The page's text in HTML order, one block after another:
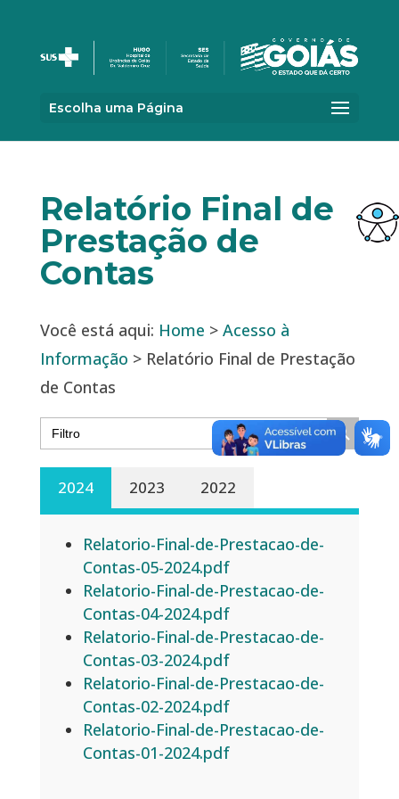
Escolha uma Página
Relatório Final de
Prestação de
Contas
Você está aqui: Home > Acesso à
Informação > Relatório Final de Prestação
de Contas
Search
for:
Search Button
2024 2023 2022
Relatorio-Final-de-Prestacao-de-
Contas-05-2024.pdf
Relatorio-Final-de-Prestacao-de-
Contas-04-2024.pdf
Relatorio-Final-de-Prestacao-de-
Contas-03-2024.pdf
Relatorio-Final-de-Prestacao-de-
Contas-02-2024.pdf
Relatorio-Final-de-Prestacao-de-
Contas-01-2024.pdf